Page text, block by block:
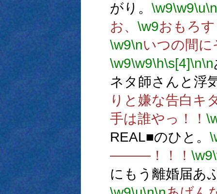
がり。 \w9\w9\u\n
お、 \w9おもろ
\w9\nいつの間
\w9\w9\h\s[4]\n\n
ネタ師さんと浮
りと嫌な告白キ
手は誰やっ！！
REAL■のひと。
―――！！！ \w9
にもう離婚届あ